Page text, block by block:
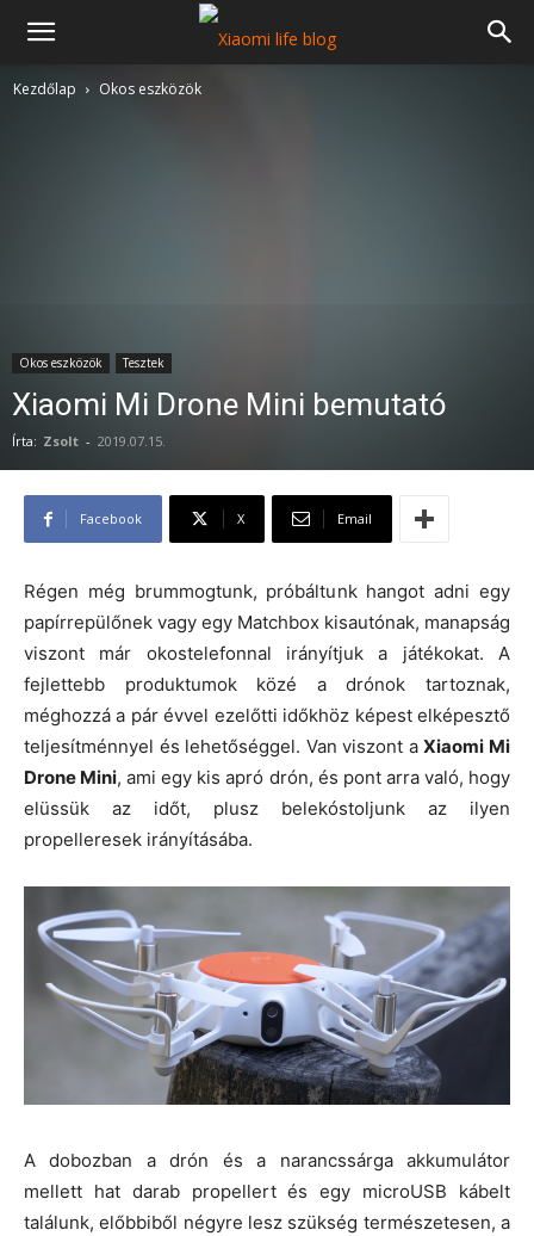
Kezdőlap Okos eszközök
Okos eszközök Tesztek
Xiaomi Mi Drone Mini bemutató
Írta: Zsolt - 2019.07.15.
Facebook X Email
Régen még brummogtunk, próbáltunk hangot adni egy
papírrepülőnek vagy egy Matchbox kisautónak, manapság
viszont már okostelefonnal irányítjuk a játékokat. A
fejlettebb produktumok közé a drónok tartoznak,
méghozzá a pár évvel ezelőtti időkhöz képest elképesztő
teljesítménnyel és lehetőséggel. Van viszont aXiaomi Mi
Drone Mini, ami egy kis apró drón, és pont arra való, hogy
elüssük az időt, plusz belekóstoljunk az ilyen
propelleresek irányításába.
A dobozban a drón és a narancssárga akkumulátor
mellett hat darab propellert és egy microUSB kábelt
találunk, előbbiből négyre lesz szükség természetesen, a